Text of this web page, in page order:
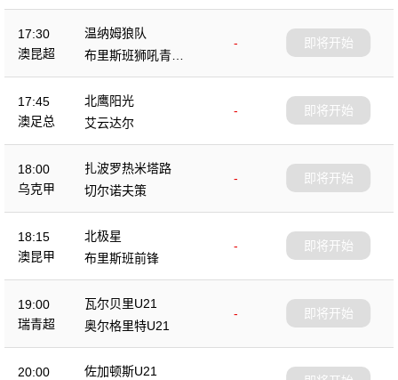
17:30
澳昆超
温纳姆狼队
-
布里斯班狮吼青年
队
即将开始
17:45
澳足总
北鹰阳光
-
艾云达尔
即将开始
18:00
乌克甲
扎波罗热米塔路
-
切尔诺夫策
即将开始
18:15
澳昆甲
北极星
-
布里斯班前锋
即将开始
19:00
瑞青超
瓦尔贝里U21
-
奥尔格里特U21
即将开始
20:00 佐加顿斯U21